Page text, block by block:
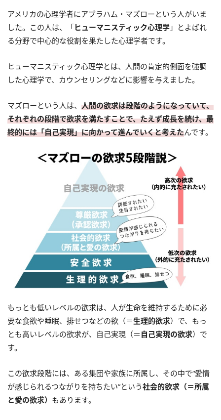
アメリカの心理学者にアブラハム・マズローという人がいま
した。この人は、「ヒューマニスティック心理学 」とよばれ
る分野で中心的な役割を果たした心理学者です。
ヒューマニスティック心理学とは、人間の肯定的側面を強調
した心理学で、カウンセリングなどに影響を与えました。
マズローという人は、 人間の欲求は段階のようになっていて、
それぞれの段階で欲求を満たすことで、たえず成長を続け、最
終的には「自己実現」に向かって進んでいくと考えたんです。
もっとも低いレベルの欲求は、人が生命を維持するために必
要な食欲や睡眠、排せつなどの欲（＝生理的欲求）で、もっ
とも高いレベルの欲求が、自己実現（＝ 自己実現の欲求）で
す。
この欲求段階には、ある集団や家族に所属し、その中で“愛情
が感じられるつながりを持ちたい”という社会的欲求（＝所属
と愛の欲求） もあります。